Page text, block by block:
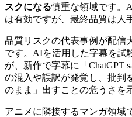
スクになる慎重な領域です。
は有効ですが、最終品質は人
品質リスクの代表事例が配信
です。AIを活用した字幕を試
が、新作で字幕に「ChatGPT
の混入や誤訳が発覚し、批判
のまま」出すことの危うさを
アニメに隣接するマンガ領域